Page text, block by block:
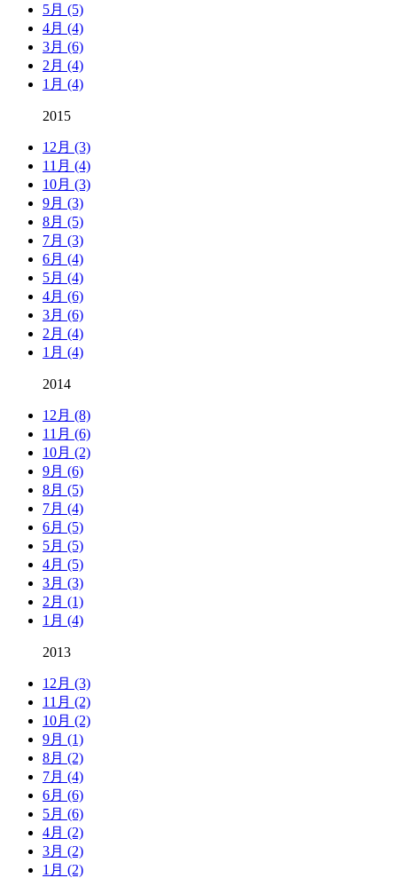
5月 (5)
4月 (4)
3月 (6)
2月 (4)
1月 (4)
2015
12月 (3)
11月 (4)
10月 (3)
9月 (3)
8月 (5)
7月 (3)
6月 (4)
5月 (4)
4月 (6)
3月 (6)
2月 (4)
1月 (4)
2014
12月 (8)
11月 (6)
10月 (2)
9月 (6)
8月 (5)
7月 (4)
6月 (5)
5月 (5)
4月 (5)
3月 (3)
2月 (1)
1月 (4)
2013
12月 (3)
11月 (2)
10月 (2)
9月 (1)
8月 (2)
7月 (4)
6月 (6)
5月 (6)
4月 (2)
3月 (2)
1月 (2)